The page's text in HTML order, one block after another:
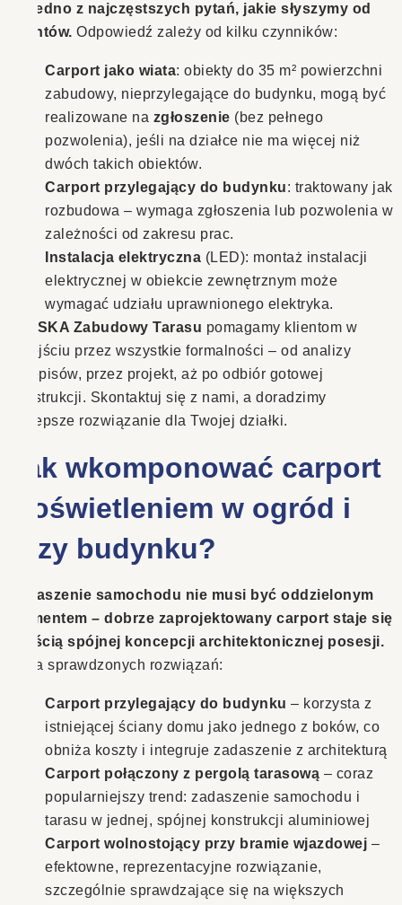
To jedno z najczęstszych pytań, jakie słyszymy od
klientów. Odpowiedź zależy od kilku czynników:
Carport jako wiata: obiekty do 35 m² powierzchni
zabudowy, nieprzylegające do budynku, mogą być
realizowane na zgłoszenie (bez pełnego
pozwolenia), jeśli na działce nie ma więcej niż
dwóch takich obiektów.
Carport przylegający do budynku: traktowany jak
rozbudowa – wymaga zgłoszenia lub pozwolenia w
zależności od zakresu prac.
Instalacja elektryczna (LED): montaż instalacji
elektrycznej w obiekcie zewnętrznym może
wymagać udziału uprawnionego elektryka.
ESKA Zabudowy Tarasu pomagamy klientom w
przejściu przez wszystkie formalności – od analizy
przepisów, przez projekt, aż po odbiór gotowej
konstrukcji. Skontaktuj się z nami, a doradzimy
najlepsze rozwiązanie dla Twojej działki.
Jak wkomponować carport
z oświetleniem w ogród i
przy budynku?
Zadaszenie samochodu nie musi być oddzielonym
elementem – dobrze zaprojektowany carport staje się
częścią spójnej koncepcji architektonicznej posesji.
Kilka sprawdzonych rozwiązań:
Carport przylegający do budynku – korzysta z
istniejącej ściany domu jako jednego z boków, co
obniża koszty i integruje zadaszenie z architekturą
Carport połączony z pergolą tarasową – coraz
popularniejszy trend: zadaszenie samochodu i
tarasu w jednej, spójnej konstrukcji aluminiowej
Carport wolnostojący przy bramie wjazdowej –
efektowne, reprezentacyjne rozwiązanie,
szczególnie sprawdzające się na większych